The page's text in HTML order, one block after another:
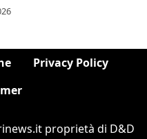
Privacy Policy
proprietà di D&D